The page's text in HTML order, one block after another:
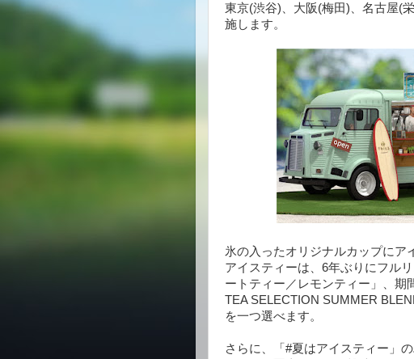
東京(渋谷)、大阪(梅田)、名古屋(
施します。
氷の入ったオリジナルカップにア
アイスティーは、6年ぶりにフル
ートティー／レモンティー」、期
TEA SELECTION SUMMER
を一つ選べます。
さらに、「#夏はアイスティー」